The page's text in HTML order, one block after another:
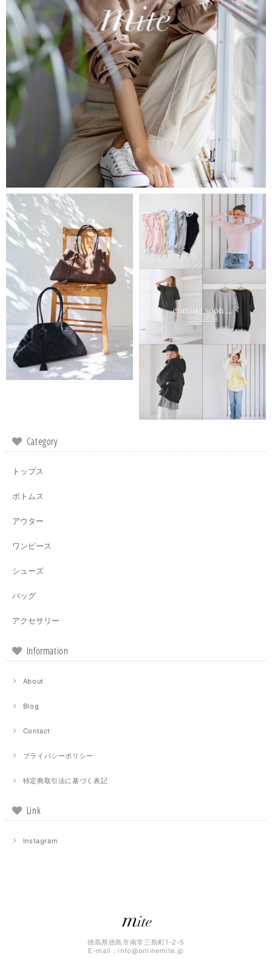
Category
トップス
ボトムス
アウター
ワンピース
シューズ
バッグ
アクセサリー
Information
About
Blog
Contact
プライバシーポリシー
特定商取引法に基づく表記
Link
Instagram
徳島県徳島市南常三島町1-2-5
E-mail： info@onlinemite.jp